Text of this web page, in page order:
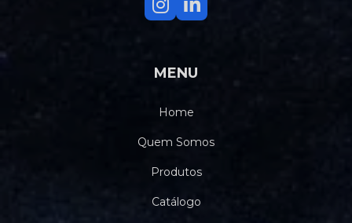
MENU
Home
Quem Somos
Produtos
Catálogo